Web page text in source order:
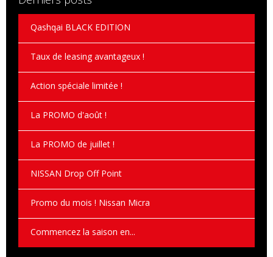
Qashqai BLACK EDITION
Taux de leasing avantageux !
Action spéciale limitée !
La PROMO d'août !
La PROMO de juillet !
NISSAN Drop Off Point
Promo du mois ! Nissan Micra
Commencez la saison en...